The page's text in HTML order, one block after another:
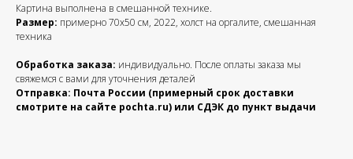
Картина выполнена в смешанной технике.
Размер: примерно 70х50 см, 2022, холст на оргалите, смешанная
техника
Обработка заказа: индивидуально. После оплаты заказа мы
свяжемся с вами для уточнения деталей
Отправка: Почта России (примерный срок доставки
смотрите на сайте pochta.ru) или СДЭК до пункт выдачи